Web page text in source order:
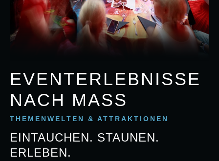
EVENTERLEBNISSE
NACH MASS
THEMENWELTEN & ATTRAKTIONEN
EINTAUCHEN. STAUNEN.
ERLEBEN.